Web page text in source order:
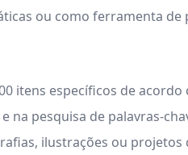
ou como ferramenta de
itens específicos de acordo
na pesquisa de palavras-
ilustrações ou projetos